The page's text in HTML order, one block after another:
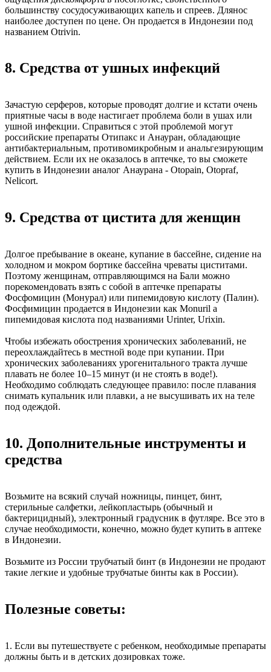
большинству сосудосуживающих капель и спреев. Длянос
наиболее доступен по цене. Он продается в Индонезии под
названием Otrivin.
8. Средства от ушных инфекций
Зачастую серферов, которые проводят долгие и кстати очень
приятные часы в воде настигает проблема боли в ушах или
ушной инфекции. Справиться с этой проблемой могут
российские препараты Отипакс и Анауран, обладающие
антибактериальным, противомикробным и анальгезирующим
действием. Если их не оказалось в аптечке, то вы сможете
купить в Индонезии аналог Анаурана - Otopain, Otopraf,
Nelicort.
9. Средства от цистита для женщин
Долгое пребывание в океане, купание в бассейне, сидение на
холодном и мокром бортике бассейна чреваты циститами.
Поэтому женщинам, отправляющимся на Бали можно
порекомендовать взять с собой в аптечке препараты
Фосфомицин (Монурал) или пипемидовую кислоту (Палин).
Фосфимицин продается в Индонезии как Monuril а
пипемидовая кислота под названиями Urinter, Urixin.
Чтобы избежать обострения хронических заболеваний, не
переохлаждайтесь в местной воде при купании. При
хронических заболеваниях урогенитального тракта лучше
плавать не более 10–15 минут (и не стоять в воде!).
Необходимо соблюдать следующее правило: после плавания
снимать купальник или плавки, а не высушивать их на теле
под одеждой.
10. Дополнительные инструменты и
средства
Возьмите на всякий случай ножницы, пинцет, бинт,
стерильные салфетки, лейкопластырь (обычный и
бактерицидный), электронный градусник в футляре. Все это в
случае необходимости, конечно, можно будет купить в аптеке
в Индонезии.
Возьмите из России трубчатый бинт (в Индонезии не продают
такие легкие и удобные трубчатые бинты как в России).
Полезные советы:
1. Если вы путешествуете с ребенком, необходимые препараты
должны быть и в детских дозировках тоже.